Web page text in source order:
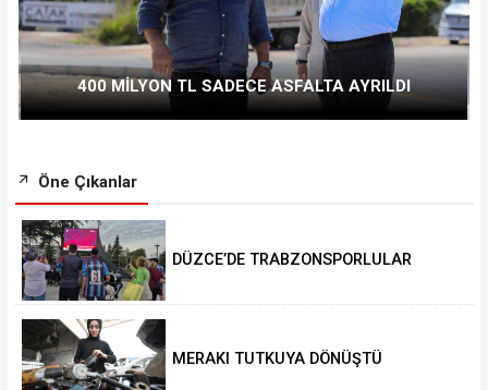
400 MİLYON TL SADECE ASFALTA AYRILDI
Öne Çıkanlar
DÜZCE’DE TRABZONSPORLULAR
MERAKI TUTKUYA DÖNÜŞTÜ